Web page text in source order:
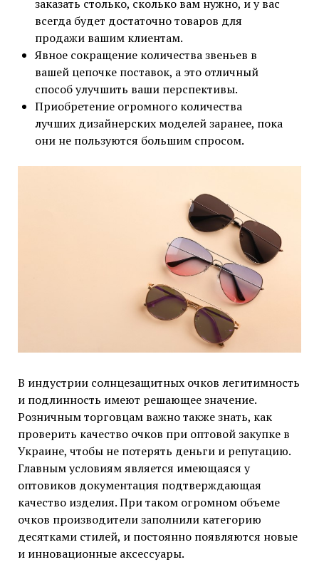
заказать столько, сколько вам нужно, и у вас
всегда будет достаточно товаров для
продажи вашим клиентам.
Явное сокращение количества звеньев в
вашей цепочке поставок, а это отличный
способ улучшить ваши перспективы.
Приобретение огромного количества
лучших дизайнерских моделей заранее, пока
они не пользуются большим спросом.
В индустрии солнцезащитных очков легитимность
и подлинность имеют решающее значение.
Розничным торговцам важно также знать, как
проверить качество очков при оптовой закупке в
Украине, чтобы не потерять деньги и репутацию.
Главным условиям является имеющаяся у
оптовиков документация подтверждающая
качество изделия. При таком огромном объеме
очков производители заполнили категорию
десятками стилей, и постоянно появляются новые
и инновационные аксессуары.